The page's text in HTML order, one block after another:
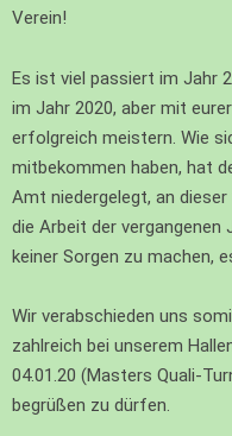
Verein!
Es ist viel passiert im Jahr
im Jahr 2020, aber mit
erfolgreich meistern. Wie
mitbekommen haben, hat
Amt niedergelegt, an
die Arbeit der vergangenen
keiner Sorgen zu machen,
Wir verabschieden uns
zahlreich bei unserem
04.01.20 (Masters Quali-
begrüßen zu dürfen.